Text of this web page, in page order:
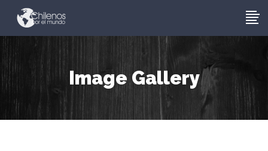
Image Gallery